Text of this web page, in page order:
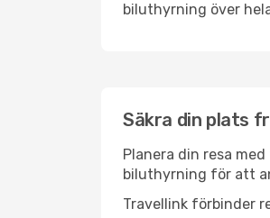
biluthyrning över
Säkra din plats
Planera din resa
biluthyrning för att
Travellink förbinder